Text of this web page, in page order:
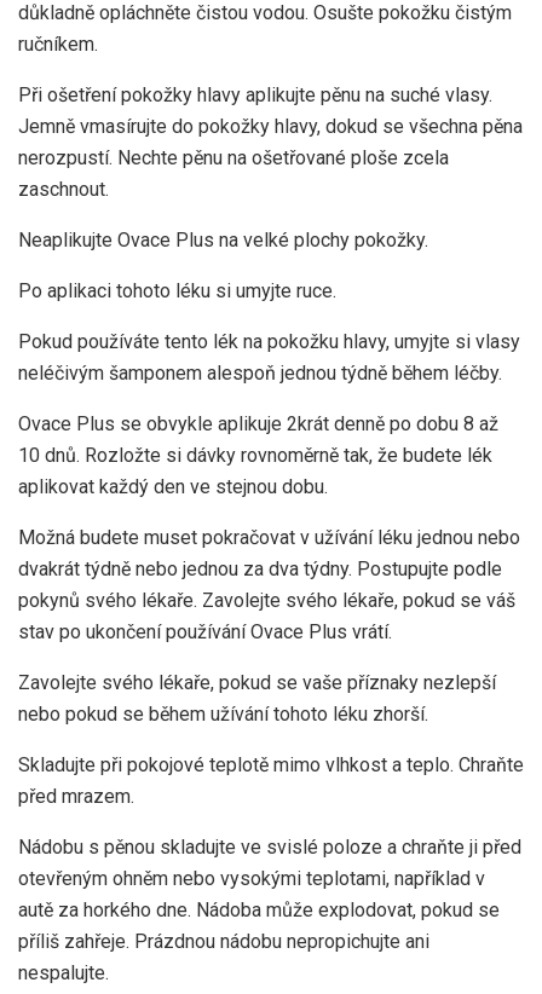
důkladně opláchněte čistou vodou. Osušte pokožku čistým
ručníkem.
Při ošetření pokožky hlavy aplikujte pěnu na suché vlasy.
Jemně vmasírujte do pokožky hlavy, dokud se všechna pěna
nerozpustí. Nechte pěnu na ošetřované ploše zcela
zaschnout.
Neaplikujte Ovace Plus na velké plochy pokožky.
Po aplikaci tohoto léku si umyjte ruce.
Pokud používáte tento lék na pokožku hlavy, umyjte si vlasy
neléčivým šamponem alespoň jednou týdně během léčby.
Ovace Plus se obvykle aplikuje 2krát denně po dobu 8 až
10 dnů. Rozložte si dávky rovnoměrně tak, že budete lék
aplikovat každý den ve stejnou dobu.
Možná budete muset pokračovat v užívání léku jednou nebo
dvakrát týdně nebo jednou za dva týdny. Postupujte podle
pokynů svého lékaře. Zavolejte svého lékaře, pokud se váš
stav po ukončení používání Ovace Plus vrátí.
Zavolejte svého lékaře, pokud se vaše příznaky nezlepší
nebo pokud se během užívání tohoto léku zhorší.
Skladujte při pokojové teplotě mimo vlhkost a teplo. Chraňte
před mrazem.
Nádobu s pěnou skladujte ve svislé poloze a chraňte ji před
otevřeným ohněm nebo vysokými teplotami, například v
autě za horkého dne. Nádoba může explodovat, pokud se
příliš zahřeje. Prázdnou nádobu nepropichujte ani
nespalujte.